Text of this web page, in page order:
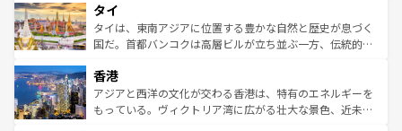
リティに包まれながら、韓国の多彩な魅力を心ゆくまで味
わってみてほしい。 なお、新着の韓国情報はコンテンツ一
覧を参照してほしい。
急速な発展と共に伝統が息づく。ハノイの古い町並みやホ
ーチミン市のフランス統治時代の建物も、独特の雰囲気を
醸し出している。また、バラエティの豊かさとおいしさで
とつ。フォーやバインミー、ベトナムコーヒーなどは、ぜ
ひ現地で味わいたい。どの地域を訪れてもあたたかい人々
が旅行者を迎えてくれるので、きっと忘れられない旅にな
タイ
タイは、東南アジアに位置する豊かな自然と歴史が息づく
国だ。首都バンコクは高層ビルが立ち並ぶ一方、伝統的な
の活気が交差している。北部ではチェンマイなどの山岳地
帯で自然と触れ合い、南部ではプーケットやクラビの美し
いビーチでリゾート気分を楽しむことができる。タイ料理
香港
アジアと西洋の文化が交わる香港は、特有のエネルギーを
もっている。ヴィクトリア湾に広がる壮大な景色、近未来